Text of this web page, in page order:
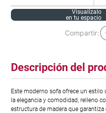
Visualízalo
en tu espacio
Descripción del
Este moderno sofa ofrece un
la elegancia y comodidad, relleno
estructura de madera que